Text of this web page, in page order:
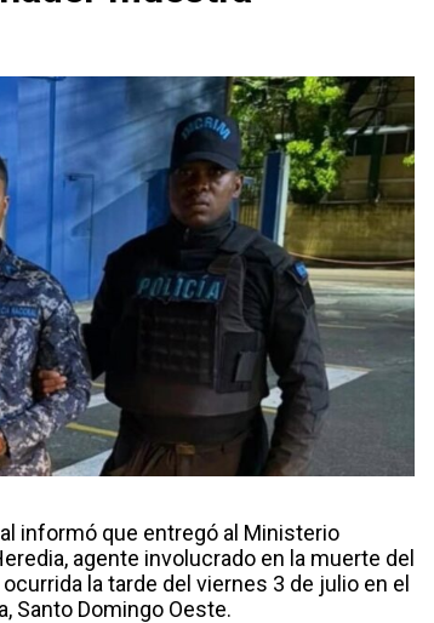
informó que entregó al Ministerio
agente involucrado en la muerte del
la tarde del viernes 3 de julio en el
Santo Domingo Oeste.